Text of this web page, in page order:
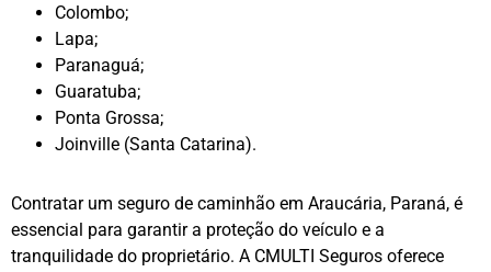
Colombo;
Lapa;
Paranaguá;
Guaratuba;
Ponta Grossa;
Joinville (Santa Catarina).
Contratar um seguro de caminhão em Araucária, Paraná, é
essencial para garantir a proteção do veículo e a
tranquilidade do proprietário. A CMULTI Seguros oferece